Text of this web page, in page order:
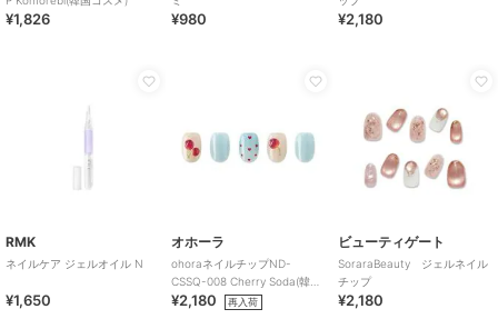
¥1,826 ¥980 ¥2,180
RMK
ネイルケア ジェルオイル N
¥1,650
オホーラ
ohoraネイルチップND-
CSSQ-008 Cherry Soda(韓国
コスメ)
¥2,180 再入荷
ビューティゲート
SoraraBeauty ジェルネイル
チップ
¥2,180